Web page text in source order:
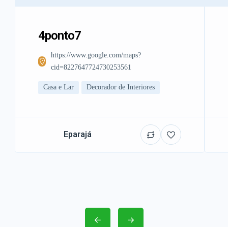
4ponto7
https://www.google.com/maps?
cid=8227647724730253561
Casa e Lar Decorador de Interiores
Eparajá